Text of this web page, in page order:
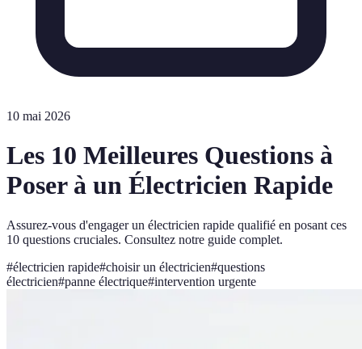
10 mai 2026
Les 10 Meilleures Questions à
Poser à un Électricien Rapide
Assurez-vous d'engager un électricien rapide qualifié en posant ces
10 questions cruciales. Consultez notre guide complet.
#électricien rapide#choisir un électricien#questions
électricien#panne électrique#intervention urgente